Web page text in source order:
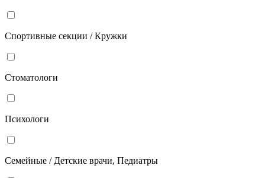
Спортивные секции / Кружки
Стоматологи
Психологи
Семейные / Детские врачи, Педиатры